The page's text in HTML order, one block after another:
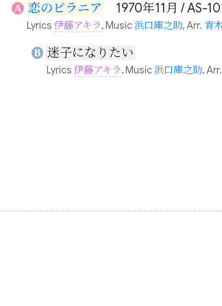
A 恋のピラニア 1970年11月 / AS-
Lyrics 伊藤アキラ, Music浜口庫之助, Arr. 青
B 迷子になりたい
Lyrics 伊藤アキラ, Music浜口庫之助, Arr.